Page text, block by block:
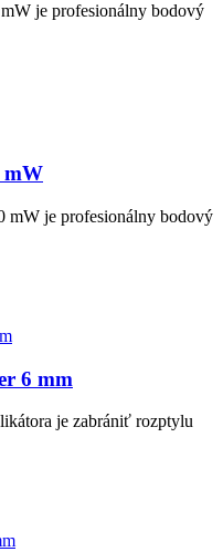
je profesionálny bodový
mW
mW je profesionálny bodový
6 mm
je zabrániť rozptylu